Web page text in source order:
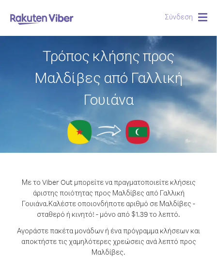
Σύνδεση
Τρόπος κλήσης προς
Μαλδίβες από Γαλλική
Γουιάνα
Με το Viber Out μπορείτε να πραγματοποιείτε κλήσεις
άριστης ποιότητας προς Μαλδίβες από Γαλλική
Γουιάνα.Καλέστε οποιονδήποτε αριθμό σε Μαλδίβες -
σταθερό ή κινητό! - μόνο από $1.39 το λεπτό.
Αγοράστε πακέτα μονάδων ή ένα πρόγραμμα κλήσεων και
αποκτήστε τις χαμηλότερες χρεώσεις ανά λεπτό προς
Μαλδίβες.